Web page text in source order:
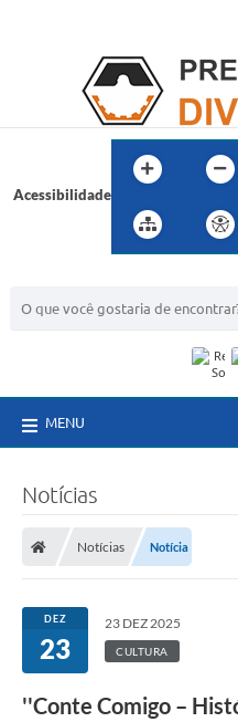
Acessibilidade
MENU
Notícias
Notícias Notícia
DEZ
23
23 DEZ 2025
CULTURA
''Conte Comigo –